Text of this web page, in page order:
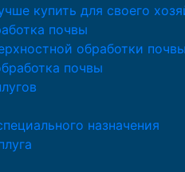
купить для своего
почвы
обработки
почвы
назначения